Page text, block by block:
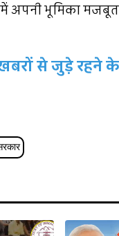
में अपनी भूमिका
से जुड़े रहने